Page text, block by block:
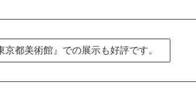
都美術館』での展示も好評です。